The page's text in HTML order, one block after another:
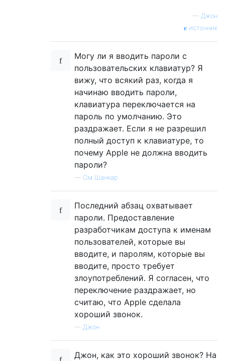
— Джон
источник
Могу ли я вводить пароли с
пользовательских клавиатур? Я
вижу, что всякий раз, когда я
начинаю вводить пароли,
клавиатура переключается на
пароль по умолчанию. Это
раздражает. Если я не разрешил
полный доступ к клавиатуре, то
почему Apple не должна вводить
пароли?
— Ом Шанкар
Последний абзац охватывает
пароли. Предоставление
разработчикам доступа к именам
пользователей, которые вы
вводите, и паролям, которые вы
вводите, просто требует
злоупотреблений. Я согласен, что
переключение раздражает, но
считаю, что Apple сделала
хороший звонок.
— Джон
Джон, как это хороший звонок? На